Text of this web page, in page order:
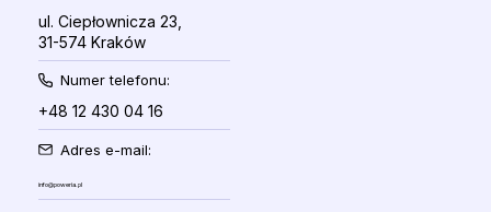
ul. Ciepłownicza 23,
31-574 Kraków
Numer telefonu:
+48 12 430 04 16
Adres e-mail:
info@poweria.pl